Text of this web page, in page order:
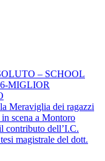
– SCHOOL
MIGLIOR
Meraviglia dei ragazzi
scena a Montoro
contributo dell’I.C.
magistrale del dott.